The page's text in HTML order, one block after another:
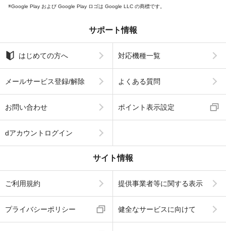
Google Play および Google Play ロゴは Google LLC の商標です。
サポート情報
はじめての方へ 対応機種一覧
メールサービス登録/解除 よくある質問
お問い合わせ ポイント表示設定
dアカウントログイン
サイト情報
ご利用規約 提供事業者等に関する表示
プライバシーポリシー 健全なサービスに向けて